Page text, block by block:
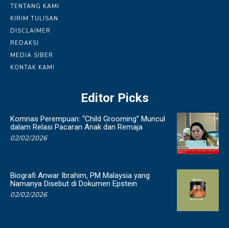
TENTANG KAMI
KIRIM TULISAN
DISCLAIMER
REDAKSI
MEDIA SIBER
KONTAK KAMI
Editor Picks
Komnas Perempuan: “Child Grooming” Muncul
dalam Relasi Pacaran Anak dan Remaja
02/02/2026
Biografi Anwar Ibrahim, PM Malaysia yang
Namanya Disebut di Dokumen Epstein
02/02/2026